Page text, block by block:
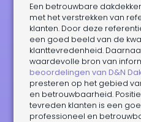
Een betrouwbare
met het verstrekken van
klanten. Door deze
een goed beeld van de
klanttevredenheid.
waardevolle bron van
beoordelingen van D&N
presteren op het gebied
en betrouwbaarheid.
tevreden klanten is een
professioneel en